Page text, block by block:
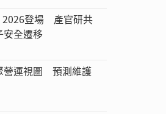
2026登場 產官研共
安全遷移
營運視圖 預測維護